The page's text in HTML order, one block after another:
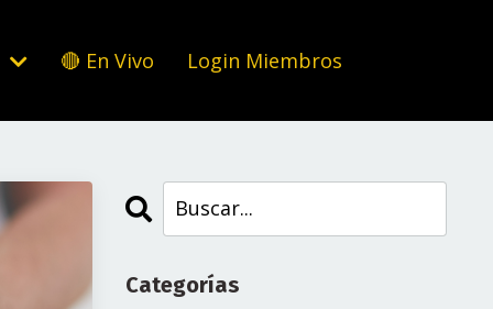
🔴 En Vivo Login Miembros
Categorías